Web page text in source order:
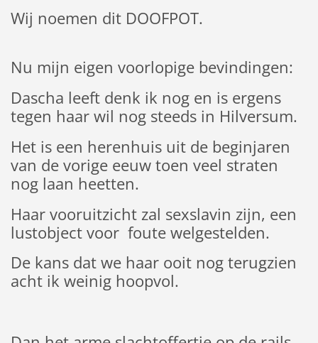
Wij noemen dit DOOFPOT.
Nu mijn eigen voorlopige bevindingen:
Dascha leeft denk ik nog en is ergens
tegen haar wil nog steeds in Hilversum.
Het is een herenhuis uit de beginjaren
van de vorige eeuw toen veel straten
nog laan heetten.
Haar vooruitzicht zal sexslavin zijn, een
lustobject voor foute welgestelden.
De kans dat we haar ooit nog terugzien
acht ik weinig hoopvol.